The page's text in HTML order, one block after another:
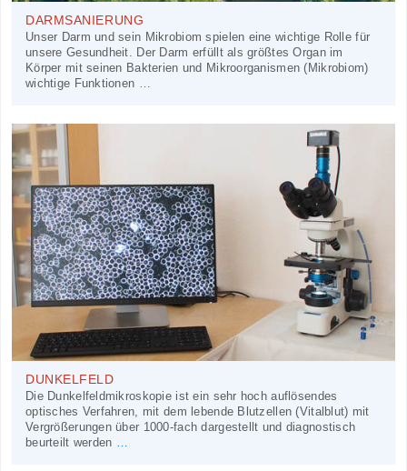
DARMSANIERUNG
Unser Darm und sein Mikrobiom spielen eine wichtige Rolle für
unsere Gesundheit. Der Darm erfüllt als größtes Organ im
Körper mit seinen Bakterien und Mikroorganismen (Mikrobiom)
wichtige Funktionen
DUNKELFELD
Die Dunkelfeldmikroskopie ist ein sehr hoch auflösendes
optisches Verfahren, mit dem lebende Blutzellen (Vitalblut) mit
Vergrößerungen über 1000-fach dargestellt und diagnostisch
beurteilt werden …